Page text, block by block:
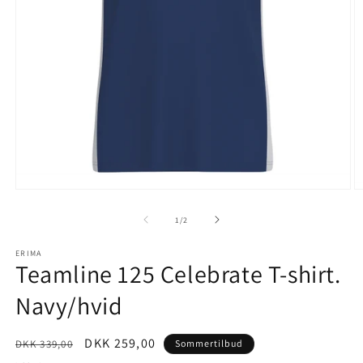
1 /af2
ERIMA
Teamline 125 Celebrate T-shirt.
Navy/hvid
Normalpris
DKK 339,00 Udsalgspris
DKK 259,00 Sommertilbud